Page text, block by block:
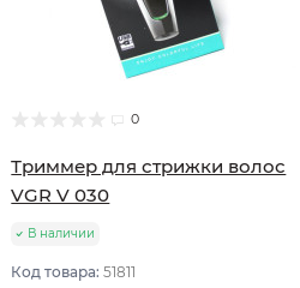
0
Триммер для стрижки волос
VGR V 030
В наличии
Код товара:51811